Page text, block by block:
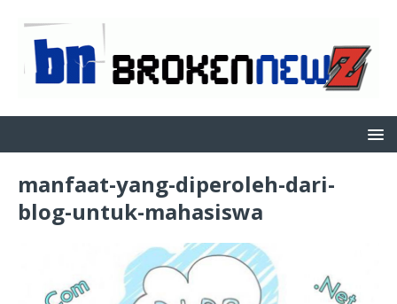
manfaat-yang-diperoleh-dari-
blog-untuk-mahasiswa